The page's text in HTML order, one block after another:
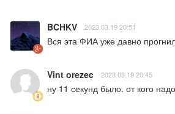
BCHKV 2023.03.19 20:51
Вся эта ФИА уже давно
Vint orezec 2023.03.19 20:45
ну 11 секунд было. от кого надо